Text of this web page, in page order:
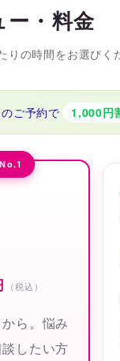
ー・料金
りの時間をお選びく
ご予約で 1,000円
（税込）
ら。悩み
したい方